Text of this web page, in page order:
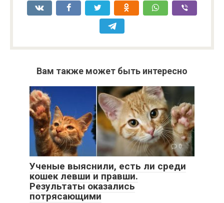
Вам также может быть интересно
0
Ученые выяснили, есть ли среди
кошек левши и правши.
Результаты оказались
потрясающими